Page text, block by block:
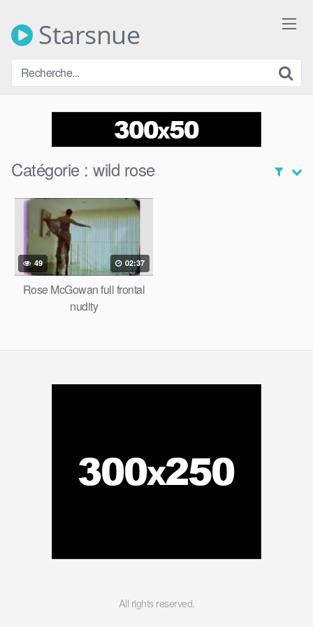
contentStarsnue
Catégorie : wild rose
49 02:37
Rose McGowan full frontal
nudity
All rights reserved.